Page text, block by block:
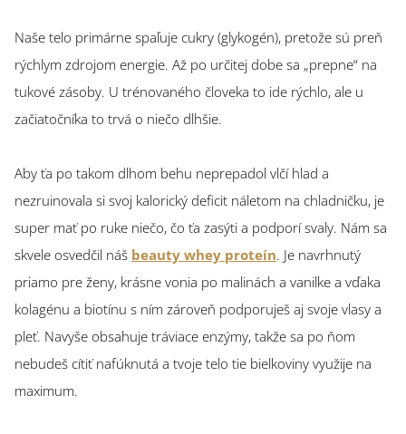
Naše telo primárne spaľuje cukry (glykogén), pretože sú preň
rýchlym zdrojom energie. Až po určitej dobe sa „prepne“ na
tukové zásoby. U trénovaného človeka to ide rýchlo, ale u
začiatočníka to trvá o niečo dlhšie.
Aby ťa po takom dlhom behu neprepadol vlčí hlad a
nezruinovala si svoj kalorický deficit náletom na chladničku, je
super mať po ruke niečo, čo ťa zasýti a podporí svaly. Nám sa
skvele osvedčil náš beauty whey proteín. Je navrhnutý
priamo pre ženy, krásne vonia po malinách a vanilke a vďaka
kolagénu a biotínu s ním zároveň podporuješ aj svoje vlasy a
pleť. Navyše obsahuje tráviace enzýmy, takže sa po ňom
nebudeš cítiť nafúknutá a tvoje telo tie bielkoviny využije na
maximum.